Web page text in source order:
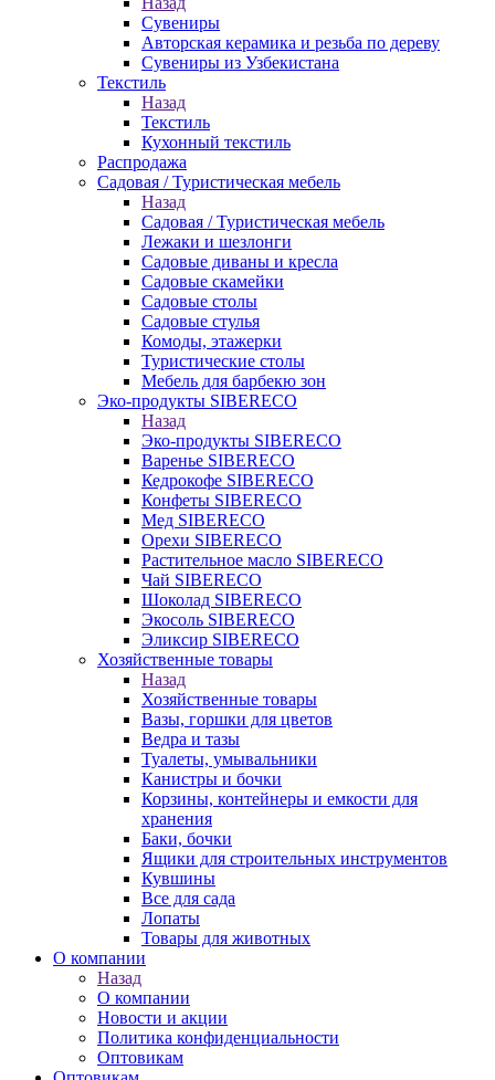
Сувениры
Авторская керамика и резьба по дереву
Сувениры из Узбекистана
Текстиль
Назад
Текстиль
Кухонный текстиль
Распродажа
Садовая / Туристическая мебель
Назад
Садовая / Туристическая мебель
Лежаки и шезлонги
Садовые диваны и кресла
Садовые скамейки
Садовые столы
Садовые стулья
Комоды, этажерки
Туристические столы
Мебель для барбекю зон
Эко-продукты SIBERECO
Назад
Эко-продукты SIBERECO
Варенье SIBERECO
Кедрокофе SIBERECO
Конфеты SIBERECO
Мед SIBERECO
Орехи SIBERECO
Растительное масло SIBERECO
Чай SIBERECO
Шоколад SIBERECO
Экосоль SIBERECO
Эликсир SIBERECO
Хозяйственные товары
Назад
Хозяйственные товары
Вазы, горшки для цветов
Ведра и тазы
Туалеты, умывальники
Канистры и бочки
Корзины, контейнеры и емкости для
хранения
Баки, бочки
Ящики для строительных инструментов
Кувшины
Все для сада
Лопаты
Товары для животных
О компании
Назад
О компании
Новости и акции
Политика конфиденциальности
Оптовикам